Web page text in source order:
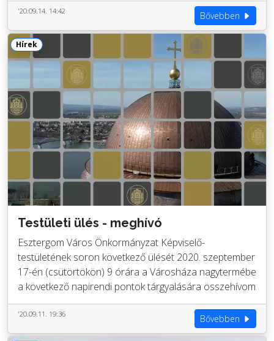
'20.09.14. 14:42 Bővebben
Hírek
Testületi ülés - meghívó
Esztergom Város Önkormányzat Képviselő-
testületének soron következő ülését 2020. szeptember
17-én (csütörtökön) 9 órára a Városháza nagytermébe
a következő napirendi pontok tárgyalására összehívom
'20.09.11. 19:36 Bővebben